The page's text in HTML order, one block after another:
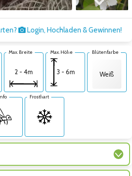
Zum nächsten Bild
Login, Hochladen & Gewinnen!
Max. Breite
2 - 4m
Max. Höhe
3 - 6m
Blütenfarbe
Weiß
Frosthart